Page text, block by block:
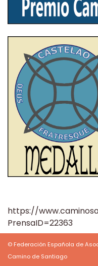
https://
PrensaID=22363
© Federación Española de
Camino de Santiago